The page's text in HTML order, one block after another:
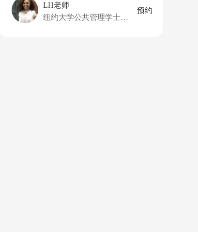
LH老师
纽约大学公共管理学士，纽约大学教育学硕士
预约